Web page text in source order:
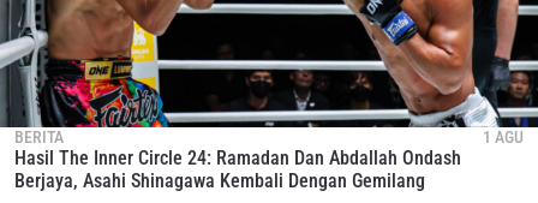
BERITA 1 AGU
Hasil The Inner Circle 24: Ramadan Dan Abdallah Ondash
Berjaya, Asahi Shinagawa Kembali Dengan Gemilang